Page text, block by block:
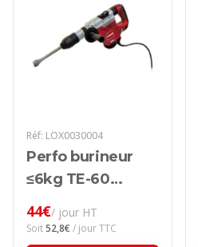
Réf: LOX0030004
Perfo burineur
≤6kg TE-60
44€/ jour HT
Soit52,8€ / jour TTC